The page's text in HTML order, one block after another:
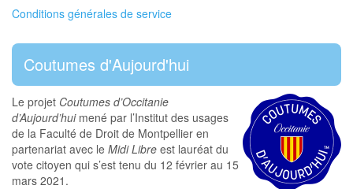
Conditions générales de service
Coutumes d'Aujourd'hui
Le projet Coutumes d’Occitanie
d’Aujourd’huimené par l’Institut des usages
de la Faculté de Droit de Montpellier en
partenariat avec le Midi Libre est lauréat du
vote citoyen qui s’est tenu du 12 février au 15
mars 2021.